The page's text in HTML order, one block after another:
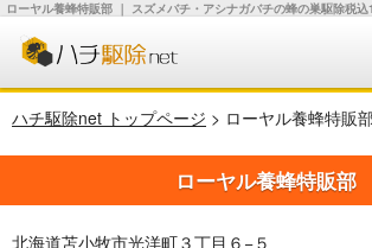
ローヤル養蜂特販部 ｜ スズメバチ・アシナガバチの蜂の巣駆除税
ハチ駆除net トップページ > ローヤル養蜂特販
ローヤル養蜂特販部
北海道苫小牧市光洋町３丁目６−５